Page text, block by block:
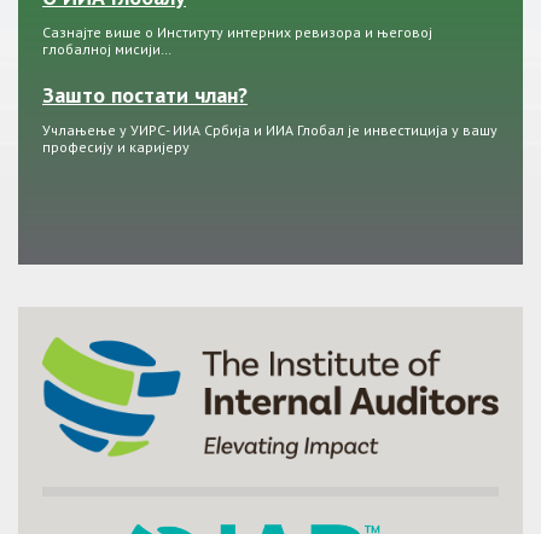
Сазнајте више о Институту интерних ревизора и његовој
глобалној мисији…
Зашто постати члан?
Учлањење у УИРС- ИИА Србија и ИИА Глобал је инвестиција у вашу
професију и каријеру